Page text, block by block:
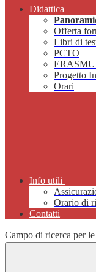
Didattica
Offerta
Libri di
PCTO
Progetto
Orari
Info utili
Orario di
Contatti
Campo di ricerca per